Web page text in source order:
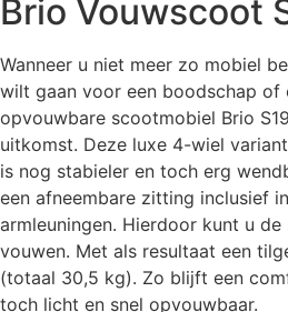
Brio Vouwscoot
Wanneer u niet meer zo mobiel
wilt gaan voor een boodschap of
opvouwbare scootmobiel Brio
uitkomst. Deze luxe 4-wiel
is nog stabieler en toch erg
een afneembare zitting inclusief
armleuningen. Hierdoor kunt u
vouwen. Met als resultaat een
(totaal 30,5 kg). Zo blijft een
toch licht en snel opvouwbaar.